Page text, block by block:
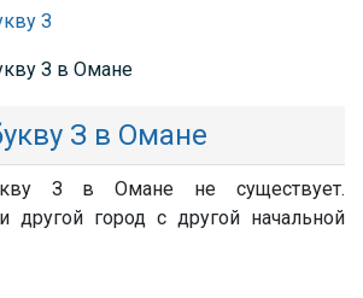
З
З в Омане
З в Омане
З в Омане не существует.
другой город с другой начальной